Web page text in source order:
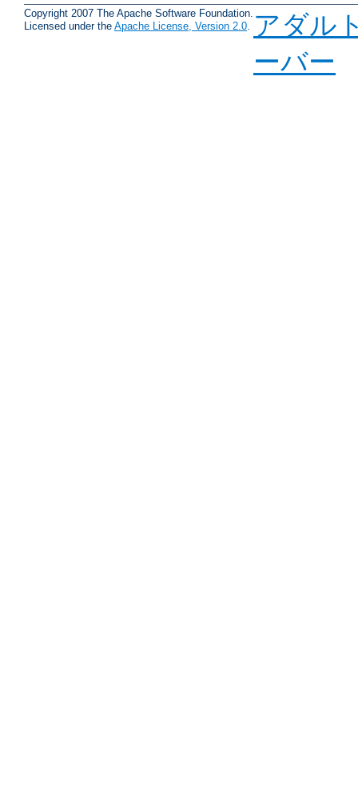
Copyright 2007 The Apache Software Foundation.
Licensed under the Apache License, Version 2.0
アダル
ーバー